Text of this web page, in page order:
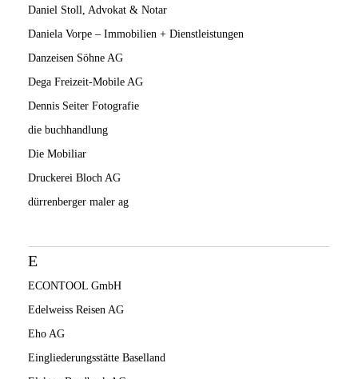
Daniel Stoll, Advokat & Notar
Daniela Vorpe – Immobilien + Dienstleistungen
Danzeisen Söhne AG
Dega Freizeit-Mobile AG
Dennis Seiter Fotografie
die buchhandlung
Die Mobiliar
Druckerei Bloch AG
dürrenberger maler ag
E
ECONTOOL GmbH
Edelweiss Reisen AG
Eho AG
Eingliederungsstätte Baselland